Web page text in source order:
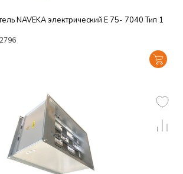
NAVEKA электрический E 75- 7040 Тип 1